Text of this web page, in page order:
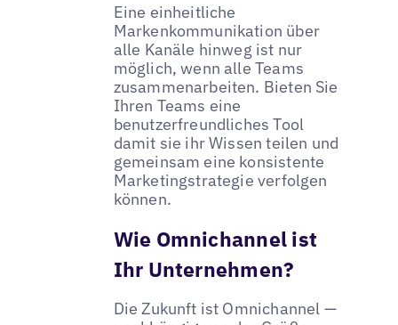
Eine einheitliche
Markenkommunikation über
alle Kanäle hinweg ist nur
möglich, wenn alle Teams
zusammenarbeiten. Bieten Sie
Ihren Teams eine
benutzerfreundliches Tool
damit sie ihr Wissen teilen und
gemeinsam eine konsistente
Marketingstrategie verfolgen
können.
Wie Omnichannel ist
Ihr Unternehmen?
Die Zukunft ist Omnichannel —